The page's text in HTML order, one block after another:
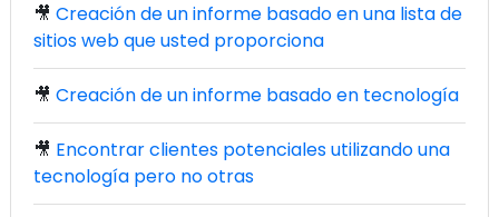
🎥 Creación de un informe basado en una lista de
sitios web que usted proporciona
🎥 Creación de un informe basado en tecnología
🎥 Encontrar clientes potenciales utilizando una
tecnología pero no otras